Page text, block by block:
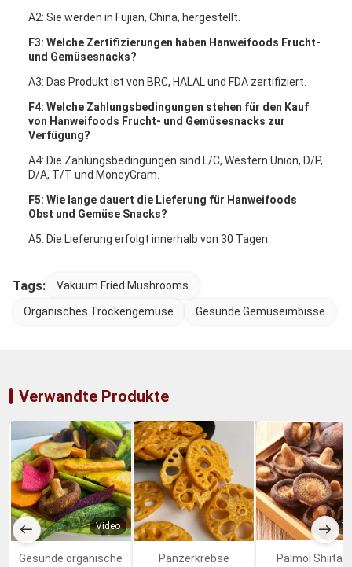
A2: Sie werden in Fujian, China, hergestellt.
F3: Welche Zertifizierungen haben Hanweifoods Frucht-
und Gemüsesnacks?
A3: Das Produkt ist von BRC, HALAL und FDA zertifiziert.
F4: Welche Zahlungsbedingungen stehen für den Kauf
von Hanweifoods Frucht- und Gemüsesnacks zur
Verfügung?
A4: Die Zahlungsbedingungen sind L/C, Western Union, D/P,
D/A, T/T und MoneyGram.
F5: Wie lange dauert die Lieferung für Hanweifoods
Obst und Gemüse Snacks?
A5: Die Lieferung erfolgt innerhalb von 30 Tagen.
Tags: Vakuum Fried Mushrooms
Organisches Trockengemüse Gesunde Gemüseimbisse
Verwandte Produkte
Video
Gesunde organische
Panzerkrebse
Palmöl